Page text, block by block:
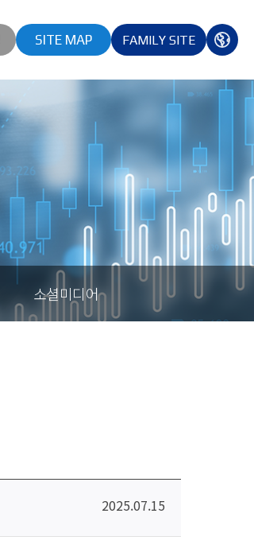
SITE MAP
열기 FAMILY SITE
열기
다국
소셜미디어
2025.07.15